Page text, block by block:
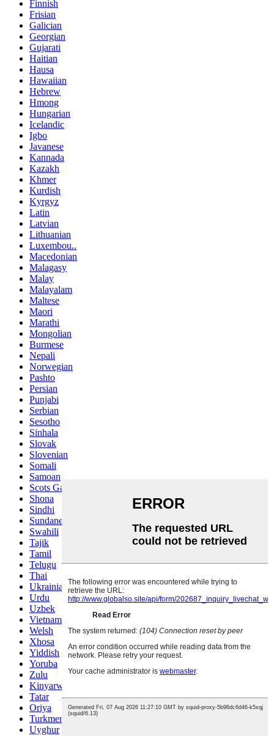
Finnish
Frisian
Galician
Georgian
Gujarati
Haitian
Hausa
Hawaiian
Hebrew
Hmong
Hungarian
Icelandic
Igbo
Javanese
Kannada
Kazakh
Khmer
Kurdish
Kyrgyz
Latin
Latvian
Lithuanian
Luxembou..
Macedonian
Malagasy
Malay
Malayalam
Maltese
Maori
Marathi
Mongolian
Burmese
Nepali
Norwegian
Pashto
Persian
Punjabi
Serbian
Sesotho
Sinhala
Slovak
Slovenian
Somali
Samoan
Scots Gaelic
Shona
Sindhi
Sundanese
Swahili
Tajik
Tamil
Telugu
Thai
Ukrainian
Urdu
Uzbek
Vietnamese
Welsh
Xhosa
Yiddish
Yoruba
Zulu
Kinyarwanda
Tatar
Oriya
Turkmen
Uyghur